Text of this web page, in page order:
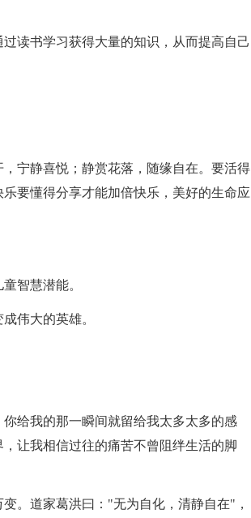
读书学习获得大量的知识，从而提高自己
宁静喜悦；静赏花落，随缘自在。要活得
要懂得分享才能加倍快乐，美好的生命应
智慧潜能。
伟大的英雄。
给我的那一瞬间就留给我太多太多的感
让我相信过往的痛苦不曾阻绊生活的脚
。道家葛洪曰："无为自化，清静自在"，